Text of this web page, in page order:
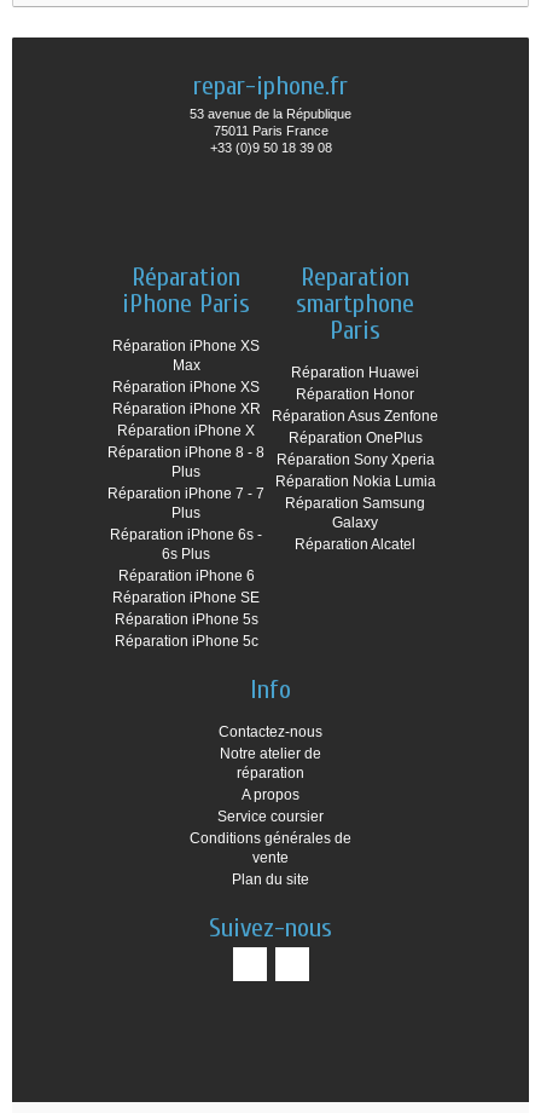
repar-iphone.fr
53 avenue de la République
75011 Paris France
+33 (0)9 50 18 39 08
Réparation
iPhone Paris
Réparation iPhone XS
Max
Réparation iPhone XS
Réparation iPhone XR
Réparation iPhone X
Réparation iPhone 8 - 8
Plus
Réparation iPhone 7 - 7
Plus
Réparation iPhone 6s -
6s Plus
Réparation iPhone 6
Réparation iPhone SE
Réparation iPhone 5s
Réparation iPhone 5c
Reparation
smartphone
Paris
Réparation Huawei
Réparation Honor
Réparation Asus Zenfone
Réparation OnePlus
Réparation Sony Xperia
Réparation Nokia Lumia
Réparation Samsung
Galaxy
Réparation Alcatel
Info
Contactez-nous
Notre atelier de
réparation
A propos
Service coursier
Conditions générales de
vente
Plan du site
Suivez-nous